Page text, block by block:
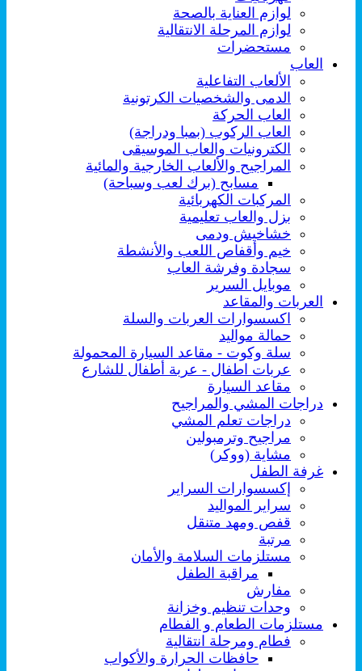
لوازم العناية بالصحة
لوازم المرحلة الانتقالية
مستحضرات
العاب
الألعاب التفاعلية
الدمى والشخصيات الكرتونية
العاب الحركة
العاب الركوب (بمبا ودراجة)
الكترونيات والعاب الموسيقى
المراجيح والألعاب الخارجية والمائية
مسابح (برك لعب وسباحة)
المركبات الكهربائية
بزل والعاب تعليمية
خشاخيش ودمى
خيم وأقفاص اللعب والأنشطة
سجادة وفرشة العاب
موبايل السرير
العربات والمقاعد
اكسسوارات العربات والسلة
حمالة مواليد
سلة وكوت - مقاعد السيارة المحمولة
عربات اطفال - عربة أطفال للشارع
مقاعد السيارة
دراجات المشي والمراجيح
دراجات تعلم المشي
مراجيح وترمبولين
مشاية (ووكر)
غرفة الطفل
إكسسوارات السراير
سراير المواليد
قفص ومهد متنقل
مرتبة
مستلزمات السلامة والأمان
مراقبة الطفل
مفارش
وحدات تنظيم وخزانة
مستلزمات الطعام و الفطام
فطام ومرحلة انتقالية
حافظات الحرارة والأكواب